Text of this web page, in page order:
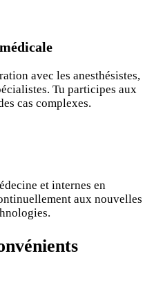
avec les anesthésistes,
Tu participes aux
cas complexes.
et internes en
aux nouvelles